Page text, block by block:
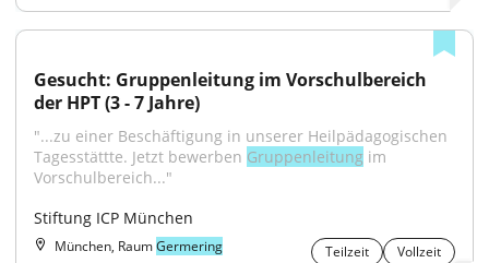
Gesucht: Gruppenleitung im Vorschulbereich
der HPT (3 - 7 Jahre)
"...zu einer Beschäftigung in unserer Heilpädagogischen
Tagesstättte. Jetzt bewerben Gruppenleitung im
Vorschulbereich..."
Stiftung ICP München
München, RaumGermering Teilzeit Vollzeit